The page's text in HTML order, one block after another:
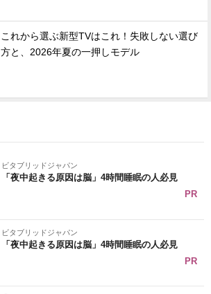
これから選ぶ新型TVはこれ！失敗しない選び
方と、2026年夏の一押しモデル
ビタブリッドジャパン
「夜中起きる原因は脳」4時間睡眠の人必見
PR
ビタブリッドジャパン
「夜中起きる原因は脳」4時間睡眠の人必見
PR